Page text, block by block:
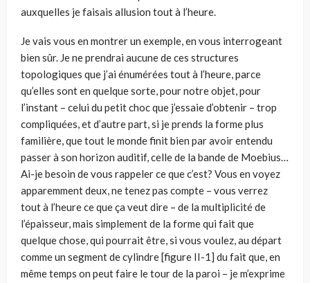
auxquelles je faisais allusion tout à l’heure.
Je vais vous en montrer un exemple, en vous interrogeant
bien sûr. Je ne prendrai aucune de ces structures
topologiques que j’ai énumérées tout à l’heu­re, parce
qu’elles sont en quelque sorte, pour notre objet, pour
l’instant – celui du petit choc que j’essaie d’obtenir – trop
compliquées, et d’autre part, si je prends la forme plus
familière, que tout le monde finit bien par avoir entendu
passer à son horizon auditif, celle de la bande de Moebius…
Ai-je besoin de vous rappeler ce que c’est? Vous en voyez
apparemment deux, ne tenez pas compte – vous verrez
tout à l’heure ce que ça veut dire – de la multiplicité de
l’épaisseur, mais simplement de la forme qui fait que
quelque chose, qui pour­rait être, si vous voulez, au départ
comme un segment de cylindre [figure II-1] du fait que, en
même temps on peut faire le tour de la paroi – je m’exprime